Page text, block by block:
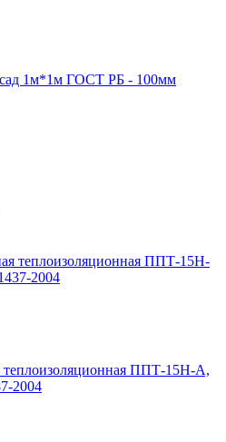
1м*1м ГОСТ РБ - 100мм
теплоизоляционная ППТ-15Н-А,
2004